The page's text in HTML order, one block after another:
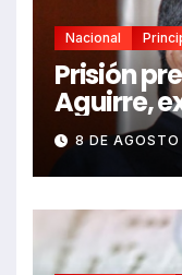
Nacional
Prisión
Aguirre,
Guerrero,
8 DE